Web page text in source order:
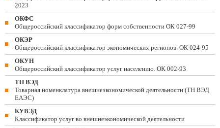
2023
ОКФС
Общероссийский классификатор форм собственности ОК 027-99
ОКЭР
Общероссийский классификатор экономических регионов. ОК 024-95
ОКУН
Общероссийский классификатор услуг населению. ОК 002-93
ТН ВЭД
Товарная номенклатура внешнеэкономической деятельности (ТН ВЭД
ЕАЭС)
КУВЭД
Классификатор услуг во внешнеэкономической деятельности